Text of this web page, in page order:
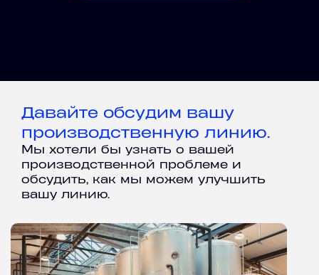
Давайте обсудим вашу
производственную линию.
Мы хотели бы узнать о вашей
производственной проблеме и
обсудить, как мы можем улучшить
вашу линию.